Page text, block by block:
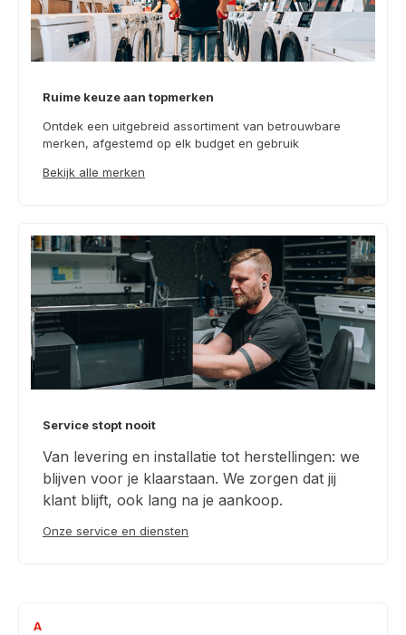
Ruime keuze aan topmerken
Ontdek een uitgebreid assortiment van betrouwbare
merken, afgestemd op elk budget en gebruik
Bekijk alle merken
Service stopt nooit
Van levering en installatie tot herstellingen: we
blijven voor je klaarstaan. We zorgen dat jij
klant blijft, ook lang na je aankoop.
Onze service en diensten
A